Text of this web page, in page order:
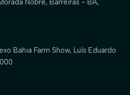
Nobre, Barreiras - BA,
Bahia Farm Show, Luís Eduardo